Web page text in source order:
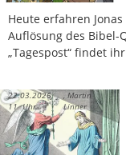
Heute erfahren
Auflösung des Bibel-
„Tagespost“ findet
22.03.2026,
11 Uhr
Martin
Linner